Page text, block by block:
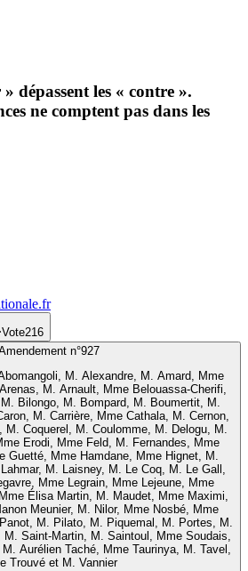
dépassent les « contre ».
ne comptent pas dans les
Vote216
n°927
M. Alexandre, M. Amard, Mme
M. Arnault, Mme Belouassa-Cherifi,
Bilongo, M. Bompard, M. Boumertit, M.
M. Carrière, Mme Cathala, M. Cernon,
M. Coquerel, M. Coulomme, M. Delogu, M.
Erodi, Mme Feld, M. Fernandes, Mme
Guetté, Mme Hamdane, Mme Hignet, M.
M. Laisney, M. Le Coq, M. Le Gall,
Mme Legrain, Mme Lejeune, Mme
Élisa Martin, M. Maudet, Mme Maximi,
Meunier, M. Nilor, Mme Nosbé, Mme
M. Pilato, M. Piquemal, M. Portes, M.
M. Saint-Martin, M. Saintoul, Mme Soudais,
Aurélien Taché, Mme Taurinya, M. Tavel,
Trouvé et M. Vannier